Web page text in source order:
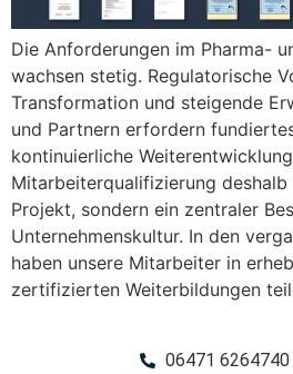
Die Anforderungen im Pharma-
wachsen stetig. Regulatorische
Transformation und steigende
und Partnern erfordern
kontinuierliche
Mitarbeiterqualifizierung deshalb
Projekt, sondern ein zentraler
Unternehmenskultur. In den
haben unsere Mitarbeiter in
zertifizierten Weiterbildungen
06471 6264740